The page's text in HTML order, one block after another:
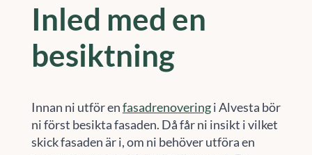
Inled med en
besiktning
Innan ni utför enfasadrenoveringi Alvesta bör
ni först besikta fasaden. Då får ni insikt i vilket
skick fasaden är i, om ni behöver utföra en